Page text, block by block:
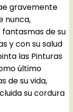
gravemente
nunca,
fantasmas de su
y con su salud
las Pinturas
último
de su vida,
su cordura